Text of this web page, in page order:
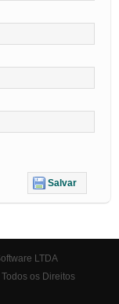
Salvar
LTDA
os Direitos